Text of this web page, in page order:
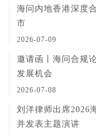
海问内地香港深度
市
2026-07-09
邀请函丨海问合规
发展机会
2026-07-08
刘洋律师出席2026
并发表主题演讲